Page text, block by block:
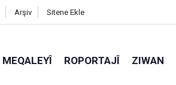
Arşiv Sitene Ekle
MEQALEYÎ ROPORTAJÎ ZIWAN